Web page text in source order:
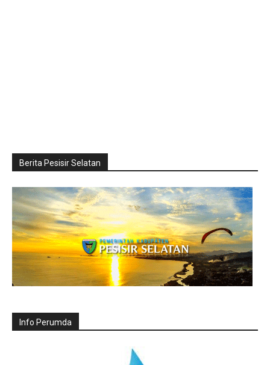
Berita Pesisir Selatan
Info Perumda